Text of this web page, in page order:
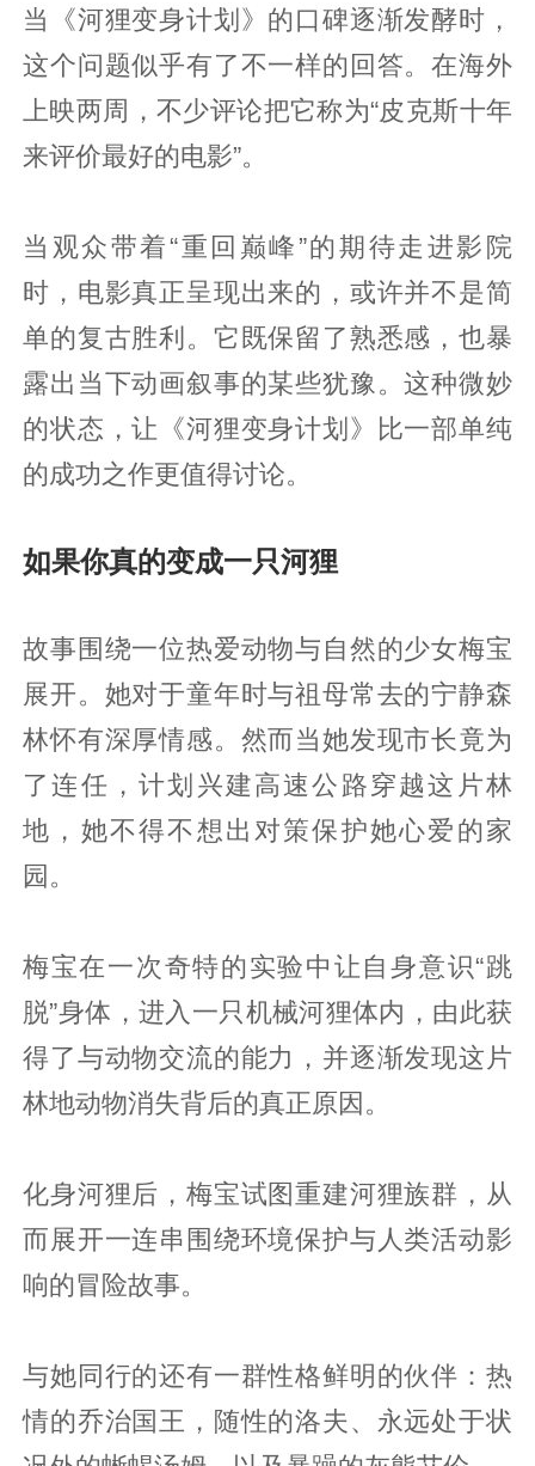
当《河狸变身计划》的口碑逐渐发酵时，
这个问题似乎有了不一样的回答。在海外
上映两周，不少评论把它称为“皮克斯十年
来评价最好的电影”。
当观众带着“重回巅峰”的期待走进影院
时，电影真正呈现出来的，或许并不是简
单的复古胜利。它既保留了熟悉感，也暴
露出当下动画叙事的某些犹豫。这种微妙
的状态，让《河狸变身计划》比一部单纯
的成功之作更值得讨论。
如果你真的变成一只河狸
故事围绕一位热爱动物与自然的少女梅宝
展开。她对于童年时与祖母常去的宁静森
林怀有深厚情感。然而当她发现市长竟为
了连任，计划兴建高速公路穿越这片林
地，她不得不想出对策保护她心爱的家
园。
梅宝在一次奇特的实验中让自身意识“跳
脱”身体，进入一只机械河狸体内，由此获
得了与动物交流的能力，并逐渐发现这片
林地动物消失背后的真正原因。
化身河狸后，梅宝试图重建河狸族群，从
而展开一连串围绕环境保护与人类活动影
响的冒险故事。
与她同行的还有一群性格鲜明的伙伴：热
情的乔治国王，随性的洛夫、永远处于状